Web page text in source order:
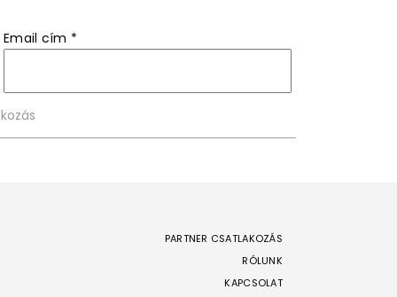
Email cím *
PARTNER CSATLAKOZÁS
RÓLUNK
KAPCSOLAT